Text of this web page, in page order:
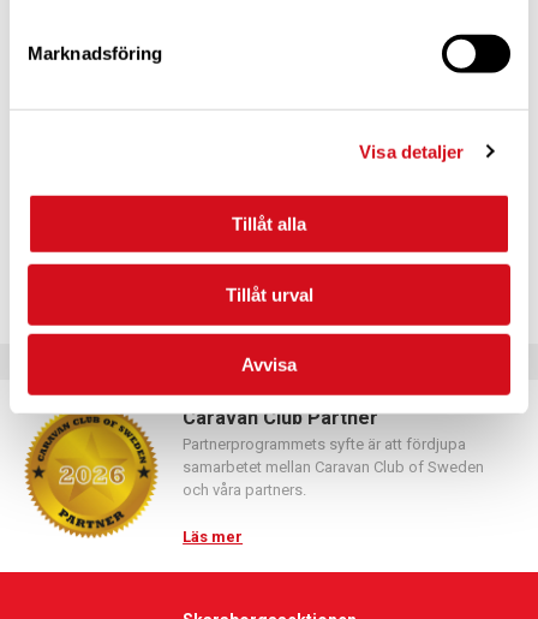
Marknadsföring
Visa detaljer
Tillåt alla
Tillåt urval
Avvisa
Logga in med hjälp av formuläret och följ anvisningarna.
Caravan Club Partner
Partnerprogrammets syfte är att fördjupa
samarbetet mellan Caravan Club of Sweden
och våra partners.
Läs mer